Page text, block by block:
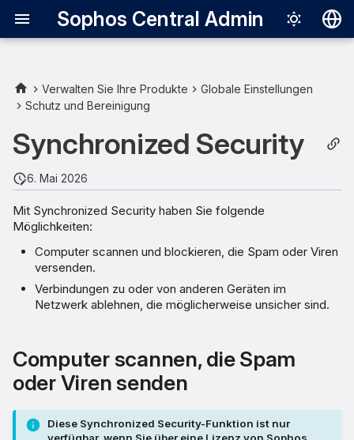
Sophos Central Admin
English
Français
Português
中文（繁體）
Computer scannen, die
Geräten ablehnen
Ausschlüsse für Server
Verwalten Sie Ihre Produkte
Globale Einstellungen
Schutz und Bereinigung
Synchronized Security
6. Mai 2026
Mit Synchronized Security haben Sie folgende
Möglichkeiten:
Computer scannen und blockieren, die Spam oder Viren
versenden.
Verbindungen zu oder von anderen Geräten im
Netzwerk ablehnen, die möglicherweise unsicher sind.
Computer scannen, die Spam
oder Viren senden
Diese Synchronized Security-Funktion ist nur